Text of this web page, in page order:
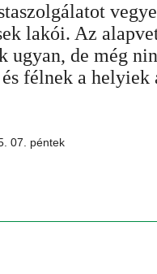
lakói. Az
ugyan, de még
félnek a
07. péntek